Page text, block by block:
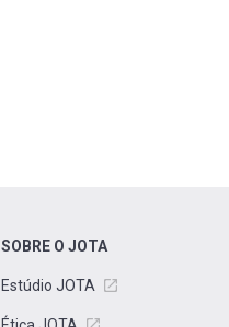
SOBRE O JOTA
Estúdio JOTA